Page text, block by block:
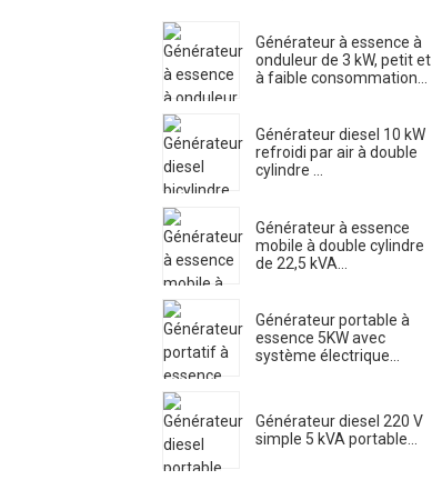
Générateur à essence à
onduleur de 3 kW, petit et
à faible consommation...
Générateur diesel 10 kW
refroidi par air à double
cylindre ...
Générateur à essence
mobile à double cylindre
de 22,5 kVA...
Générateur portable à
essence 5KW avec
système électrique...
Générateur diesel 220 V
simple 5 kVA portable...